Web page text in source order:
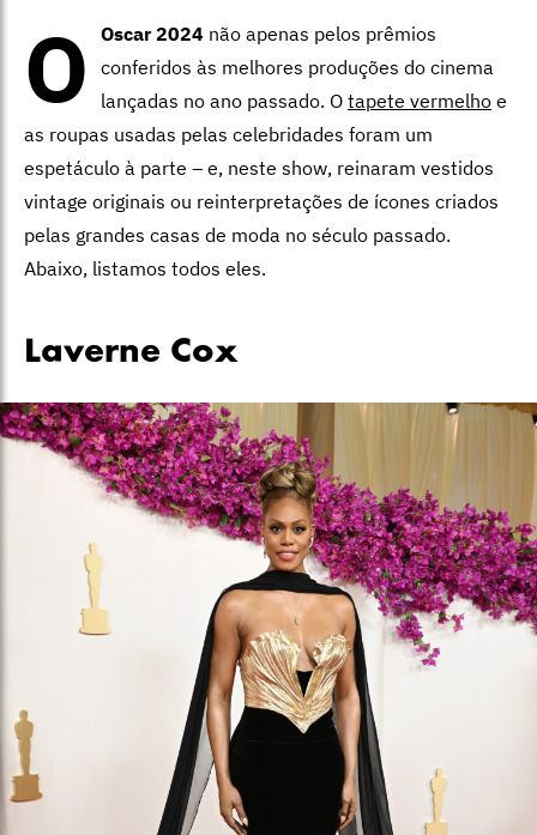
O Oscar 2024 não apenas pelos prêmios
conferidos às melhores produções do cinema
lançadas no ano passado. O tapete vermelho e
as roupas usadas pelas celebridades foram um
espetáculo à parte – e, neste show, reinaram vestidos
vintage originais ou reinterpretações de ícones criados
pelas grandes casas de moda no século passado.
Abaixo, listamos todos eles.
Laverne Cox